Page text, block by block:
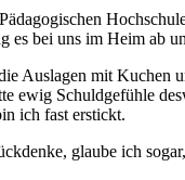
bei uns im Heim ab
Auslagen mit Kuchen
ewig Schuldgefühle
ich fast erstickt.
glaube ich